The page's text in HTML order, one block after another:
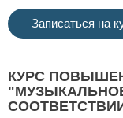
Записаться на
КУРС